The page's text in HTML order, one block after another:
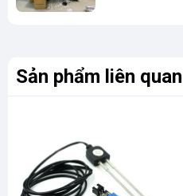
Sản phẩm liên quan